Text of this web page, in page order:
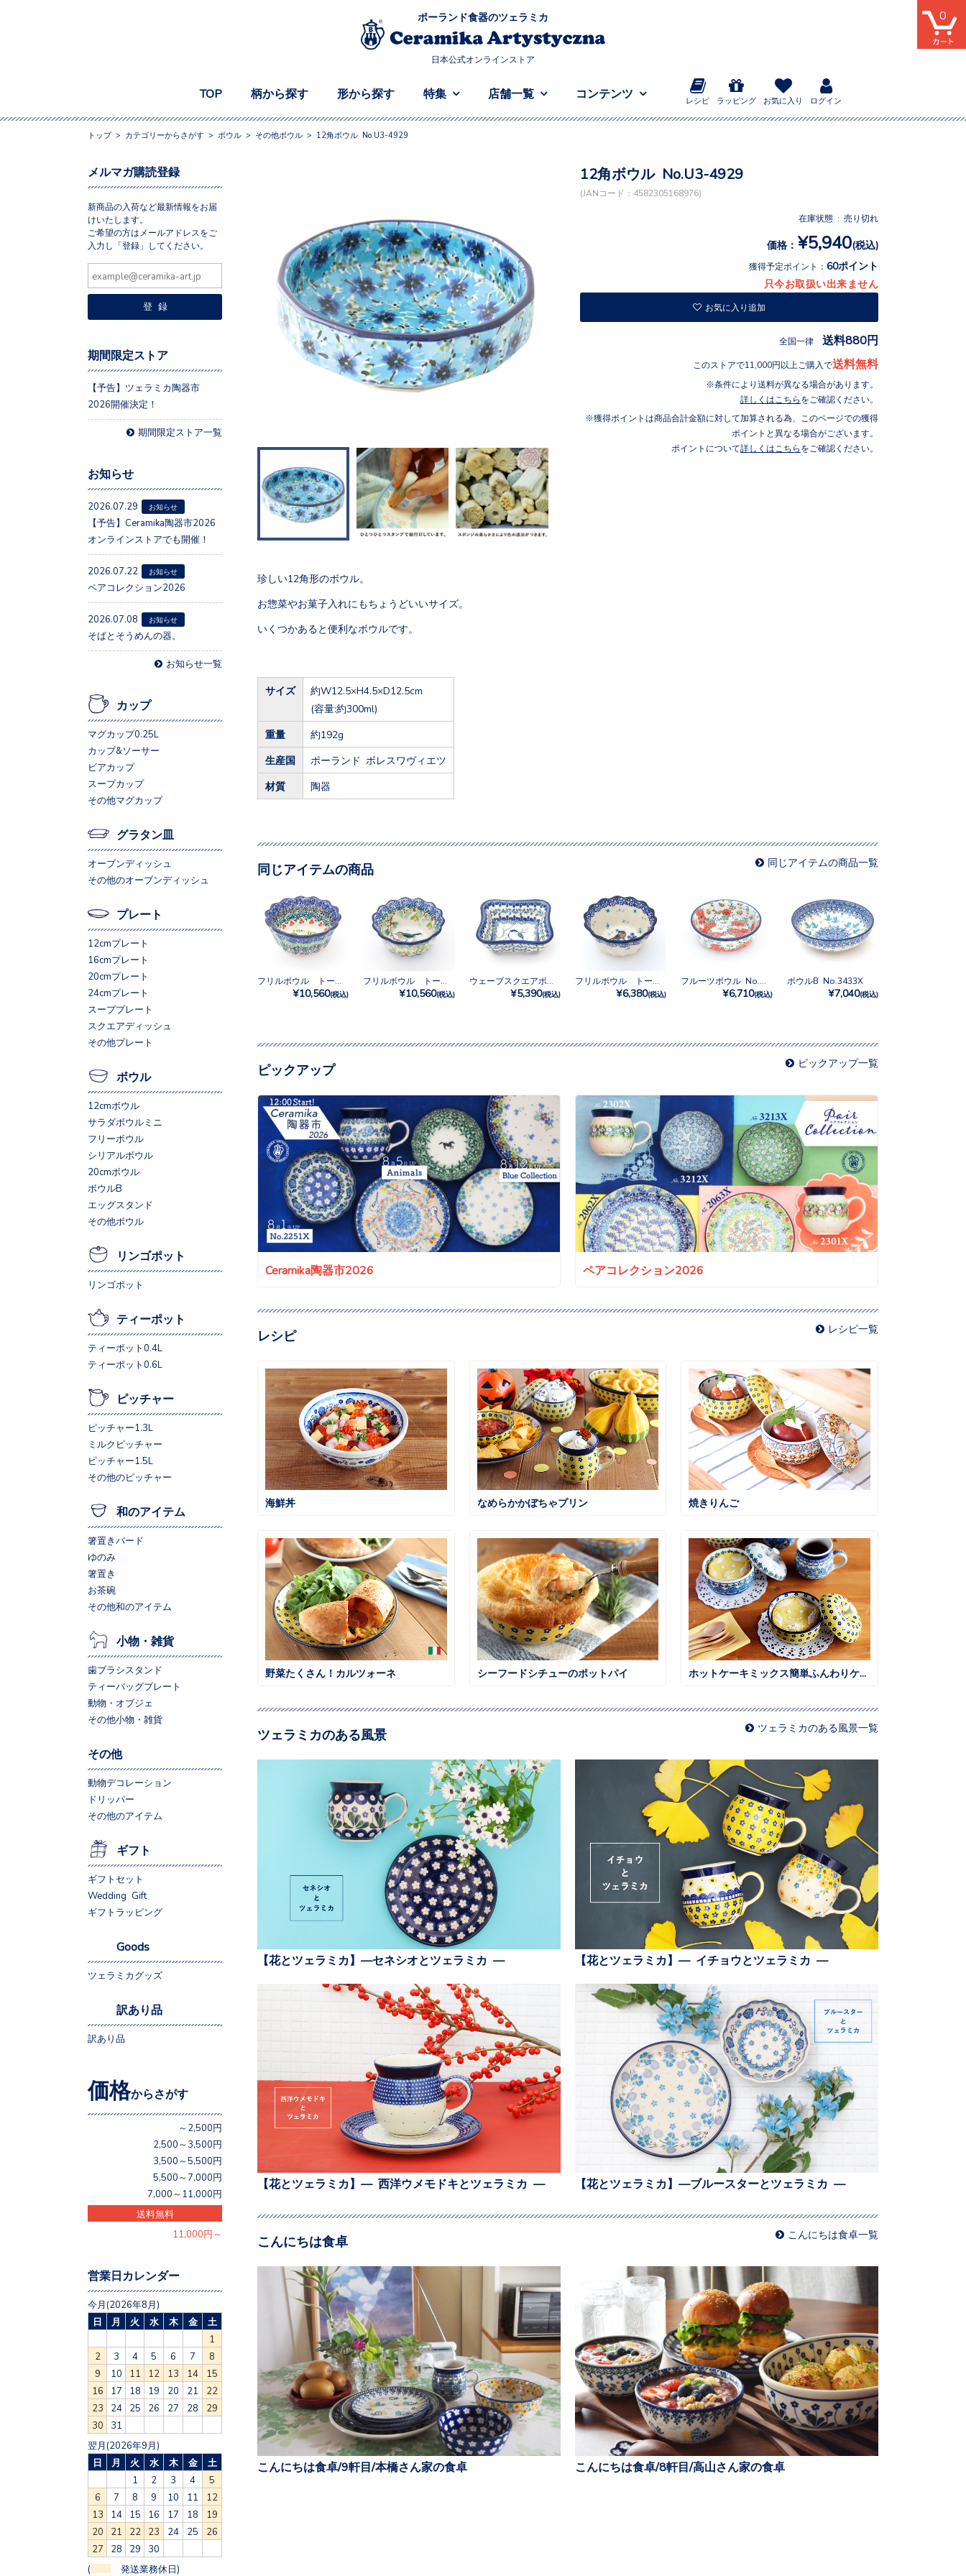
ポーランド食器のツェラミカ
日本公式オンラインストア
TOP 柄から探す 形から探す 特集 店舗一覧 コンテンツ
レシピ ラッピング お気に入り ログイン
0
トップ> カテゴリーからさがす > ボウル > その他ボウル > 12角ボウル No.U3-4929
12角ボウル No.U3-4929
(JANコード：4582305168976)
在庫状態 : 売り切れ
価格： ¥5,940(税込)
獲得予定ポイント： 60ポイント
只今お取扱い出来ません
お気に入り追加
全国一律 送料880円
このストアで11,000円以上ご購入で送料無料
条件により送料が異なる場合があります。
詳しくはこちら をご確認ください。
獲得ポイントは商品合計金額に対して加算される為、このページでの獲得
ポイントと異なる場合がございます。
ポイントについて詳しくはこちら をご確認ください。
珍しい12角形のボウル。
お惣菜やお菓子入れにもちょうどいいサイズ。
いくつかあると便利なボウルです。
サイズ
約W12.5×H4.5×D12.5cm
(容量:約300ml)
重量 約192g
生産国 ポーランド ボレスワヴィエツ
材質 陶器
同じアイテムの商品 同じアイテムの商品一覧
¥10,560(税込) ¥10,560(税込) ¥5,390(税込) ¥6,380(税込) ¥6,710(税込)
ボウルB No.3433X
¥7,040(税込)
ピックアップ ピックアップ一覧
Ceramika陶器市2026 ペアコレクション2026
レシピ レシピ一覧
海鮮丼 なめらかかぼちゃプリン 焼きりんご
野菜たくさん！カルツォーネ シーフードシチューのポットパイ ホットケーキミックス簡単ふんわりケーキ
ツェラミカのある風景 ツェラミカのある風景一覧
【花とツェラミカ】—セネシオとツェラミカ — 【花とツェラミカ】— イチョウとツェラミカ —
【花とツェラミカ】— 西洋ウメモドキとツェラミカ — 【花とツェラミカ】—ブルースターとツェラミカ —
こんにちは食卓 こんにちは食卓一覧
こんにちは食卓/9軒目/本橋さん家の食卓 こんにちは食卓/8軒目/高山さん家の食卓
メルマガ購読登録
新商品の入荷など最新情報をお届
けいたします。
ご希望の方はメールアドレスをご
入力し「登録」してください。
期間限定ストア
【予告】ツェラミカ陶器市
2026開催決定！
期間限定ストア一覧
お知らせ
2026.07.29 お知らせ
【予告】Ceramika陶器市2026
オンラインストアでも開催！
2026.07.22 お知らせ
ペアコレクション2026
2026.07.08 お知らせ
そばとそうめんの器。
お知らせ一覧
カップ
マグカップ0.25L
カップ&ソーサー
ビアカップ
スープカップ
その他マグカップ
グラタン皿
オーブンディッシュ
その他のオーブンディッシュ
プレート
12cmプレート
16cmプレート
20cmプレート
24cmプレート
スーププレート
スクエアディッシュ
その他プレート
ボウル
12cmボウル
サラダボウルミニ
フリーボウル
シリアルボウル
20cmボウル
ボウルB
エッグスタンド
その他ボウル
リンゴポット
リンゴポット
ティーポット
ティーポット0.4L
ティーポット0.6L
ピッチャー
ピッチャー1.3L
ミルクピッチャー
ピッチャー1.5L
その他のピッチャー
和のアイテム
箸置きバード
ゆのみ
箸置き
お茶碗
その他和のアイテム
小物・雑貨
歯ブラシスタンド
ティーバッグプレート
動物・オブジェ
その他小物・雑貨
その他
動物デコレーション
ドリッパー
その他のアイテム
ギフト
ギフトセット
Wedding Gift
ギフトラッピング
Goods
ツェラミカグッズ
訳あり品
訳あり品
価格からさがす
～2,500円
2,500～3,500円
3,500～5,500円
5,500～7,000円
7,000～11,000円
送料無料
11,000円～
営業日カレンダー
今月(2026年8月)
日
月 火 水 木 金
土
1
2
3 4 5 6 7
8
9
10 11 12 13 14
15
16
17 18 19 20 21
22
23
24 25 26 27 28
29
30
31
翌月(2026年9月)
日
月 火 水 木 金
土
1
2 3 4
5
6
7 8 9 10 11
12
13
14 15 16 17 18
19
20
21 22 23 24 25
26
27
28 29 30
( 発送業務休日)